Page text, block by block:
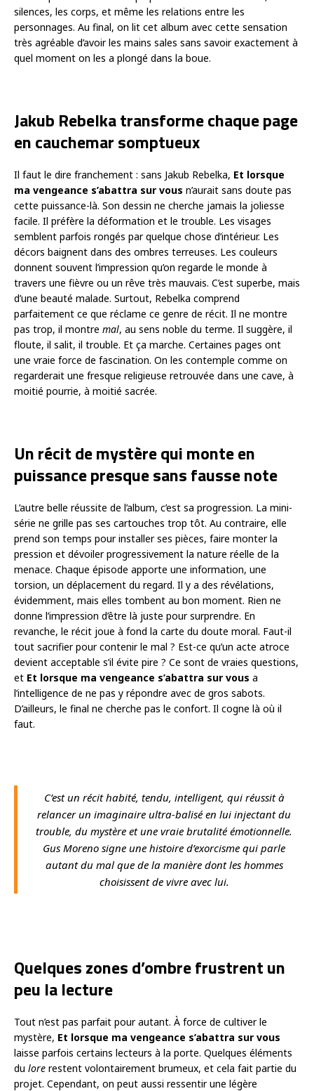
silences, les corps, et même les relations entre les
personnages. Au final, on lit cet album avec cette sensation
très agréable d’avoir les mains sales sans savoir exactement à
quel moment on les a plongé dans la boue.
Jakub Rebelka transforme chaque page
en cauchemar somptueux
Il faut le dire franchement : sans Jakub Rebelka, Et lorsque
ma vengeance s’abattra sur vous n’aurait sans doute pas
cette puissance-là. Son dessin ne cherche jamais la joliesse
facile. Il préfère la déformation et le trouble. Les visages
semblent parfois rongés par quelque chose d’intérieur. Les
décors baignent dans des ombres terreuses. Les couleurs
donnent souvent l’impression qu’on regarde le monde à
travers une fièvre ou un rêve très mauvais. C’est superbe, mais
d’une beauté malade. Surtout, Rebelka comprend
parfaitement ce que réclame ce genre de récit. Il ne montre
pas trop, il montre mal, au sens noble du terme. Il suggère, il
floute, il salit, il trouble. Et ça marche. Certaines pages ont
une vraie force de fascination. On les contemple comme on
regarderait une fresque religieuse retrouvée dans une cave, à
moitié pourrie, à moitié sacrée.
Un récit de mystère qui monte en
puissance presque sans fausse note
L’autre belle réussite de l’album, c’est sa progression. La mini-
série ne grille pas ses cartouches trop tôt. Au contraire, elle
prend son temps pour installer ses pièces, faire monter la
pression et dévoiler progressivement la nature réelle de la
menace. Chaque épisode apporte une information, une
torsion, un déplacement du regard. Il y a des révélations,
évidemment, mais elles tombent au bon moment. Rien ne
donne l’impression d’être là juste pour surprendre. En
revanche, le récit joue à fond la carte du doute moral. Faut-il
tout sacrifier pour contenir le mal ? Est-ce qu’un acte atroce
devient acceptable s’il évite pire ? Ce sont de vraies questions,
et Et lorsque ma vengeance s’abattra sur vous a
l’intelligence de ne pas y répondre avec de gros sabots.
D’ailleurs, le final ne cherche pas le confort. Il cogne là où il
faut.
C’est un récit habité, tendu, intelligent, qui réussit à
relancer un imaginaire ultra-balisé en lui injectant du
trouble, du mystère et une vraie brutalité émotionnelle.
Gus Moreno signe une histoire d’exorcisme qui parle
autant du mal que de la manière dont les hommes
choisissent de vivre avec lui.
Quelques zones d’ombre frustrent un
peu la lecture
Tout n’est pas parfait pour autant. À force de cultiver le
mystère, Et lorsque ma vengeance s’abattra sur vous
laisse parfois certains lecteurs à la porte. Quelques éléments
du lore restent volontairement brumeux, et cela fait partie du
projet. Cependant, on peut aussi ressentir une légère